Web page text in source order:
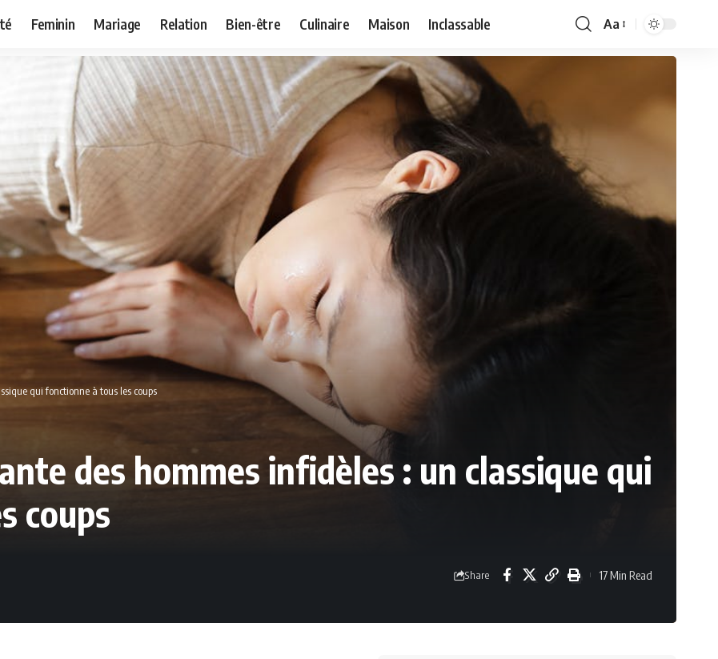
Feminin Mariage Relation Bien-être Culinaire Maison Inclassable
Font
Resizer
Aa
qui fonctionne à tous les coups
des hommes infidèles : un classique qui
coups
Share 17 Min Read